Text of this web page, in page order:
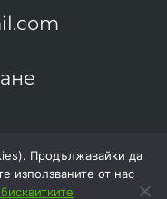
БИСКВИТКИТЕ
Продължавайки да
използваните от нас